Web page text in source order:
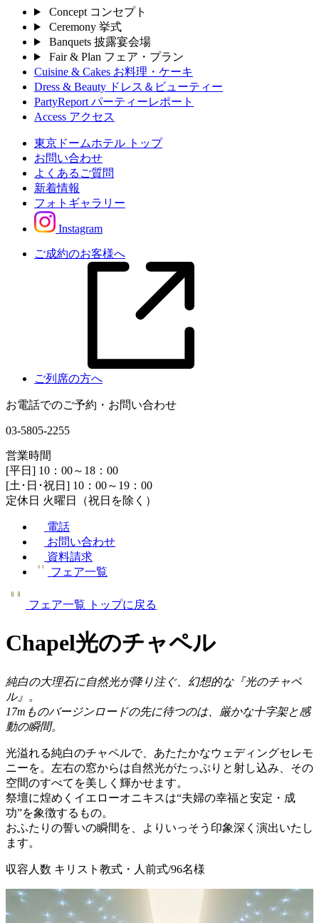
Concept コンセプト
Ceremony 挙式
Banquets 披露宴会場
Fair & Plan フェア・プラン
Cuisine & Cakes お料理・ケーキ
Dress & Beauty ドレス＆ビューティー
PartyReport パーティーレポート
Access アクセス
東京ドームホテル トップ
お問い合わせ
よくあるご質問
新着情報
フォトギャラリー
Instagram
ご成約のお客様へ
ご列席の方へ
お電話でのご予約・お問い合わせ
03-5805-2255
営業時間
[平日] 10：00～18：00
[土･日･祝日] 10：00～19：00
定休日 火曜日（祝日を除く）
電話
お問い合わせ
資料請求
フェア一覧
フェア一覧 トップに戻る
Chapel光のチャペル
純白の大理石に自然光が降り注ぐ、幻想的な『光のチャペ
ル』。
17mものバージンロードの先に待つのは、厳かな十字架と感
動の瞬間。
光溢れる純白のチャペルで、あたたかなウェディングセレモ
ニーを。左右の窓からは自然光がたっぷりと射し込み、その
空間のすべてを美しく輝かせます。
祭壇に煌めくイエローオニキスは“夫婦の幸福と安定・成
功”を象徴するもの。
おふたりの誓いの瞬間を、よりいっそう印象深く演出いたし
ます。
収容人数 キリスト教式・人前式/96名様